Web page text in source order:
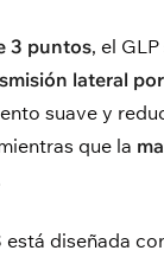
3 puntos, el
lateral
suave y
que la
está diseñada